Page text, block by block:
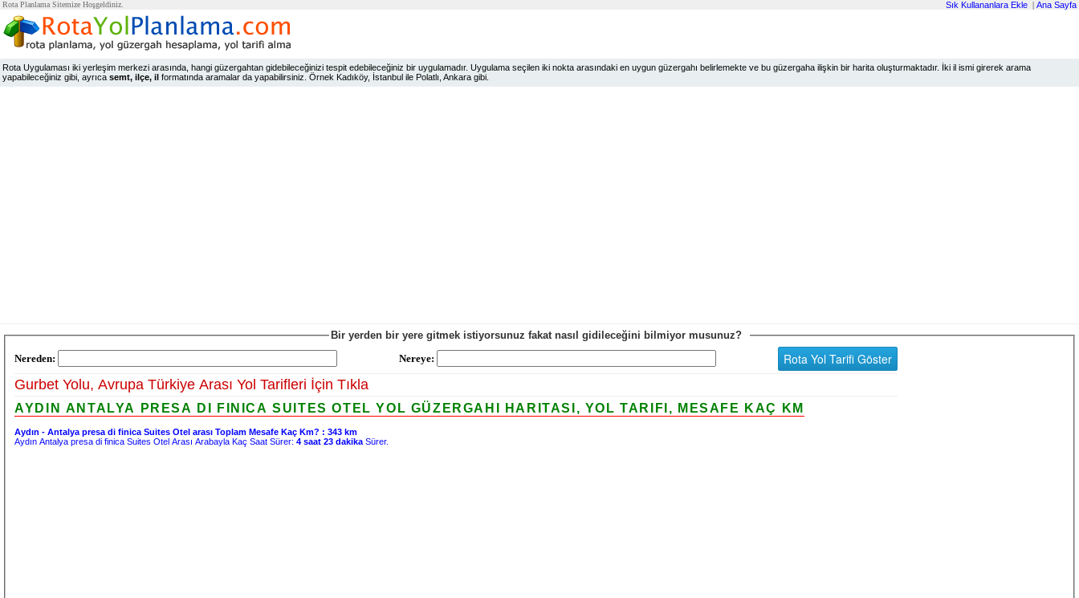
Rota Planlama Sitemize Hoşgeldiniz. Sık Kullananlara Ekle | Ana Sayfa
Rota Uygulaması iki yerleşim merkezi arasında, hangi güzergahtan gidebileceğinizi tespit edebileceğiniz bir uygulamadır. Uygulama seçilen iki nokta arasındaki en uygun güzergahı belirlemekte ve bu güzergaha ilişkin bir harita oluşturmaktadır. İki il ismi girerek arama
yapabileceğiniz gibi, ayrıca semt, ilçe, il formatında aramalar da yapabilirsiniz. Örnek Kadıköy, İstanbul ile Polatlı, Ankara gibi.
Bir yerden bir yere gitmek istiyorsunuz fakat nasıl gidileceğini bilmiyor musunuz?
Nereden:
Nereye:
Gurbet Yolu, Avrupa Türkiye Arası Yol Tarifleri İçin Tıkla
AYDIN ANTALYA PRESA DI FINICA SUITES OTEL YOL GÜZERGAHI HARITASI, YOL TARIFI, MESAFE KAÇ KM
Aydın - Antalya presa di finica Suites Otel arası Toplam Mesafe Kaç Km? :343 km
Aydın Antalya presa di finica Suites Otel Arası Arabayla Kaç Saat Sürer:4 saat 23 dakika Sürer.